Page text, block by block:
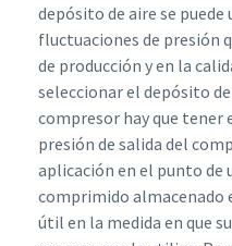
depósito de aire se
fluctuaciones de presión
de producción y en la
seleccionar el depósito
compresor hay que tener
presión de salida del
aplicación en el punto de
comprimido almacenado
útil en la medida en que